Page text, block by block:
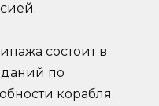
состоит в
по
корабля.